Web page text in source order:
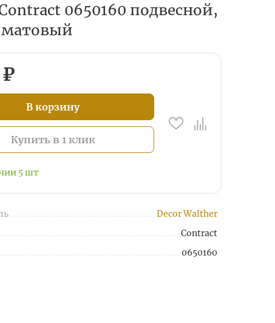
0650160 подвесной,
В корзину
Купить в 1 клик
5шт
Decor Walther
Contract
0650160